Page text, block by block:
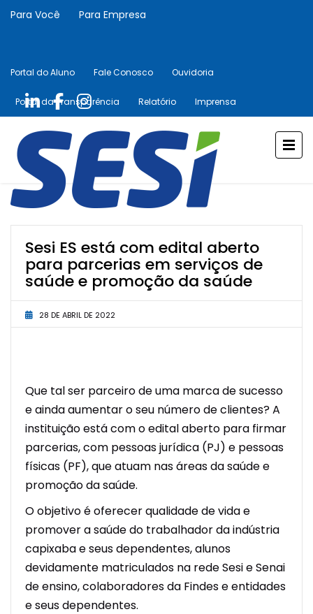
Para Você Para Empresa
Portal do Aluno Fale Conosco Ouvidoria
Portal da Transparência Relatório Imprensa
Sesi ES está com edital aberto
para parcerias em serviços de
saúde e promoção da saúde
28 DE ABRIL DE 2022
Que tal ser parceiro de uma marca de sucesso
e ainda aumentar o seu número de clientes? A
instituição está com o edital aberto para firmar
parcerias, com pessoas jurídica (PJ) e pessoas
físicas (PF), que atuam nas áreas da saúde e
promoção da saúde.
O objetivo é oferecer qualidade de vida e
promover a saúde do trabalhador da indústria
capixaba e seus dependentes, alunos
devidamente matriculados na rede Sesi e Senai
de ensino, colaboradores da Findes e entidades
e seus dependentes.